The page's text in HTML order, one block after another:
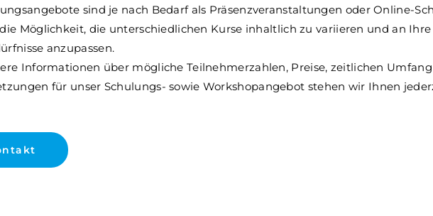
sind je nach Bedarf als Präsenzveranstaltungen oder Online-
Möglichkeit, die unterschiedlichen Kurse inhaltlich zu variieren und an
anzupassen.
Informationen über mögliche Teilnehmerzahlen, Preise, zeitlichen
für unser Schulungs- sowie Workshopangebot stehen wir Ihnen